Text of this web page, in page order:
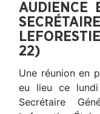
AUDIENCE
22)
Une réunion en
eu lieu ce
Secrétaire